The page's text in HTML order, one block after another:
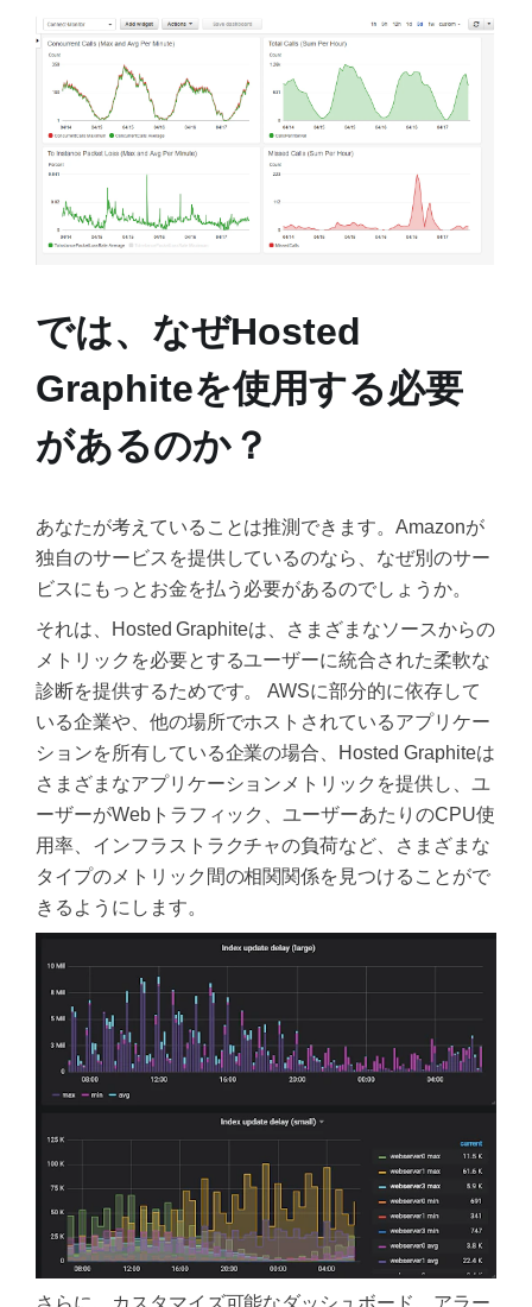
では、なぜHosted
Graphiteを使用する必要
があるのか？
あなたが考えていることは推測できます。Amazonが
独自のサービスを提供しているのなら、なぜ別のサー
ビスにもっとお金を払う必要があるのでしょうか。
それは、Hosted Graphiteは、さまざまなソースからの
メトリックを必要とするユーザーに統合された柔軟な
診断を提供するためです。 AWSに部分的に依存して
いる企業や、他の場所でホストされているアプリケー
ションを所有している企業の場合、Hosted Graphiteは
さまざまなアプリケーションメトリックを提供し、ユ
ーザーがWebトラフィック、ユーザーあたりのCPU使
用率、インフラストラクチャの負荷など、さまざまな
タイプのメトリック間の相関関係を見つけることがで
きるようにします。
さらに、カスタマイズ可能なダッシュボード、アラー